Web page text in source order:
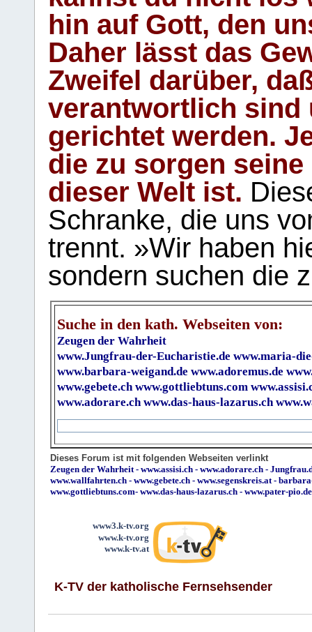
hin auf Gott, den
Daher lässt das
Zweifel darüber,
verantwortlich sind
gerichtet werden.
die zu sorgen
dieser Welt ist.
Schranke, die uns
trennt. »Wir haben
sondern suchen die
Suche in den kath. Webseiten von:
Zeugen der Wahrheit
www.Jungfrau-der-Eucharistie.de www.maria-
www.barbara-weigand.de www.adoremus.de
www.gebete.ch www.gottliebtuns.com
www.adorare.ch www.das-haus-lazarus.ch
Dieses Forum ist mit folgenden Webseiten verlinkt
Zeugen der Wahrheit - www.assisi.ch - www.adorare.ch -
www.wallfahrten.ch - www.gebete.ch - www.segenskreis.at -
www.gottliebtuns.com- www.das-haus-lazarus.ch - www.pater-pio.de
www3.k-tv.org
www.k-tv.org
www.k-tv.at
K-TV der katholische Fernsehsender